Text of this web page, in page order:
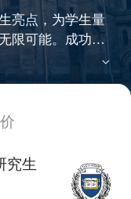
亮点，为学生量
限可能。成功帮
国耶鲁，杜克，
。
究生